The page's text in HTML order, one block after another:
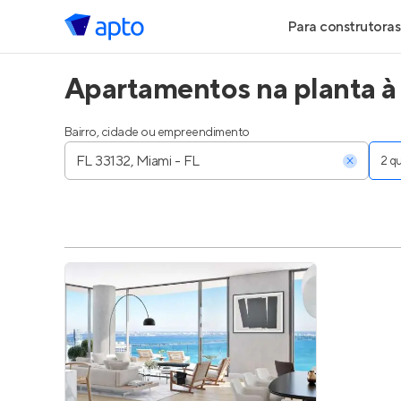
Para construtoras
Geração de
Geração de
Parcerias
Anunciar
Entrar no
Apartamentos na planta
Bairro, cidade ou empreendimento
2